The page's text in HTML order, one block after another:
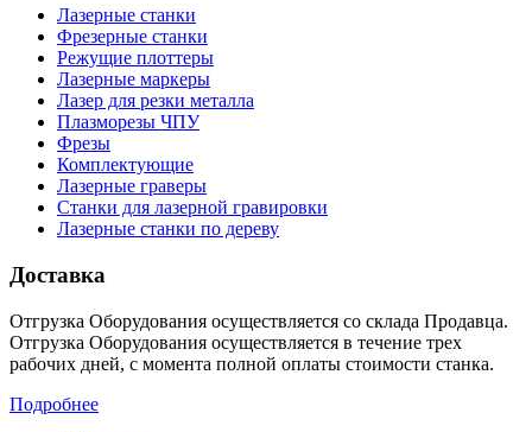
Лазерные станки
Фрезерные станки
Режущие плоттеры
Лазерные маркеры
Лазер для резки металла
Плазморезы ЧПУ
Фрезы
Комплектующие
Лазерные граверы
Станки для лазерной гравировки
Лазерные станки по дереву
Доставка
Отгрузка Оборудования осуществляется со склада Продавца.
Отгрузка Оборудования осуществляется в течение трех
рабочих дней, с момента полной оплаты стоимости станка.
Подробнее